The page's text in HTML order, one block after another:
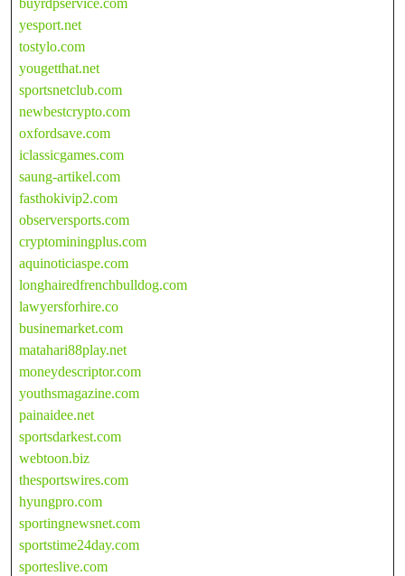
yesport.net
tostylo.com
yougetthat.net
sportsnetclub.com
newbestcrypto.com
oxfordsave.com
iclassicgames.com
saung-artikel.com
fasthokivip2.com
observersports.com
cryptominingplus.com
aquinoticiaspe.com
longhairedfrenchbulldog.com
lawyersforhire.co
businemarket.com
matahari88play.net
moneydescriptor.com
youthsmagazine.com
painaidee.net
sportsdarkest.com
webtoon.biz
thesportswires.com
hyungpro.com
sportingnewsnet.com
sportstime24day.com
sporteslive.com